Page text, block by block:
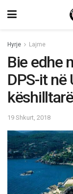
Hyrje Lajme
Bie edhe
DPS-it në
këshilltarë
19 Shkurt, 2018